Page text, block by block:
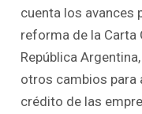
cuenta los avances
reforma de la Carta
República
otros cambios para
crédito de las